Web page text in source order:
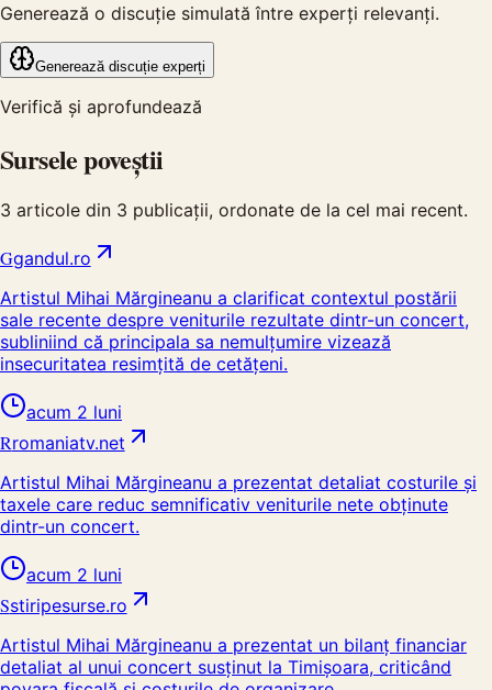
Generează o discuție simulată între experți relevanți.
Generează discuție experți
Verifică și aprofundează
Sursele poveștii
3 articole din 3 publicații, ordonate de la cel mai recent.
Ggandul.ro
Artistul Mihai Mărgineanu a clarificat contextul postării
sale recente despre veniturile rezultate dintr-un concert,
subliniind că principala sa nemulțumire vizează
insecuritatea resimțită de cetățeni.
acum 2 luni
Rromaniatv.net
Artistul Mihai Mărgineanu a prezentat detaliat costurile și
taxele care reduc semnificativ veniturile nete obținute
dintr-un concert.
acum 2 luni
Sstiripesurse.ro
Artistul Mihai Mărgineanu a prezentat un bilanț financiar
detaliat al unui concert susținut la Timișoara, criticând